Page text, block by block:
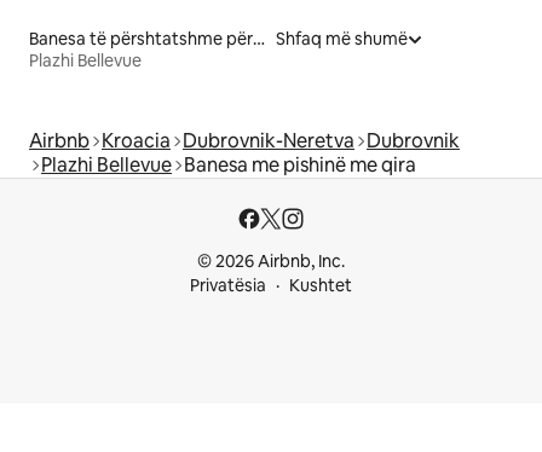
Banesa të përshtatshme për familje me qira
Plazhi Bellevue
Shfaq më shumë
Airbnb Kroacia Dubrovnik-Neretva Dubrovnik
Plazhi Bellevue Banesa me pishinë me qira
© 2026 Airbnb, Inc.
Privatësia
Kushtet